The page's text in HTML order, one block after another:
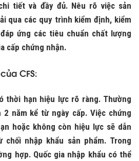
tiết và đầy đủ. Nêu rõ việc sản
qua các quy trình kiểm định, kiểm
ứng các tiêu chuẩn chất lượng
cấp chứng nhận.
CFS:
thời hạn hiệu lực rõ ràng. Thường
2 năm kể từ ngày cấp. Việc chứng
hoặc không còn hiệu lực sẽ dẫn
chối nhập khẩu sản phẩm. Trong
hợp. Quốc gia nhập khẩu có thể